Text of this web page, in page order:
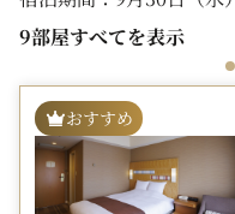
駅直結の好立地で、暑い
レジャーにもビジネス
機会をお見逃しなく。
※当プランは事前決済
す。あらかじめご了承く
9部屋すべてを表示
おすすめ